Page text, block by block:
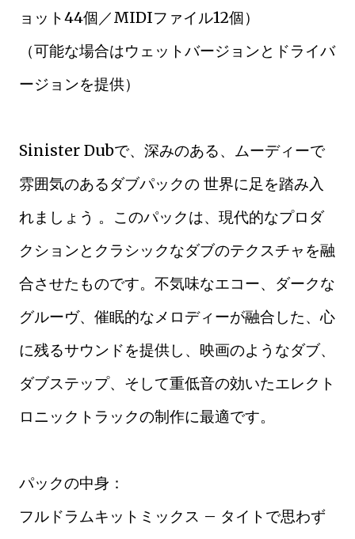
ョット44個／MIDIファイル12個）
（可能な場合はウェットバージョンとドライバ
ージョンを提供）
Sinister Dubで、深みのある、ムーディーで
雰囲気のあるダブパックの 世界に足を踏み入
れましょう 。このパックは、現代的なプロダ
クションとクラシックなダブのテクスチャを融
合させたものです。不気味なエコー、ダークな
グルーヴ、催眠的なメロディーが融合した、心
に残るサウンドを提供し、映画のようなダブ、
ダブステップ、そして重低音の効いたエレクト
ロニックトラックの制作に最適です。
パックの中身：
フルドラムキットミックス – タイトで思わず